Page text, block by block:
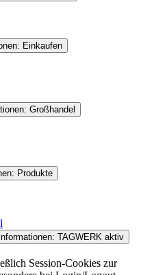
Einkaufen
Großhandel
Produkte
TAGWERK aktiv
Session-Cookies zur